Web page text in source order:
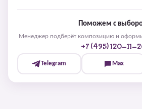
Поможем с
Менеджер подберёт композицию и
+7 (495) 120-11-
Telegram Max